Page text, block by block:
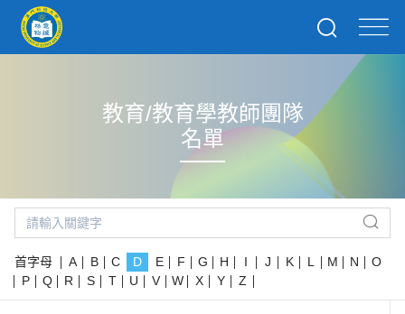
教育/教育學教師團隊
名單
首字母 A B C D E F G H I J K L M N
O
P
Q R S T U V W X Y Z